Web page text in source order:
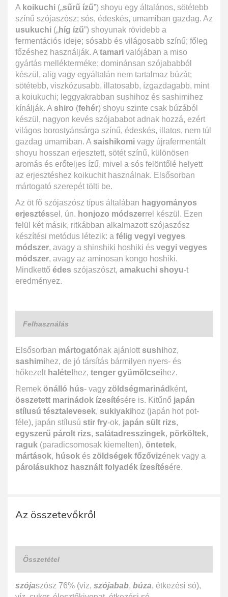
A koikuchi („sűrű ízű”) shoyu egy általános, sötétebb
színű szójaszósz; sós, édeskés, umamiban gazdag. Az
usukuchi („híg ízű”) shoyunak rövidebb a
fermentációs ideje; sósabb és világosabb színű; főleg
főzéshez használják. A tamari valójában a miso
gyártás mellékterméke; dominánsan szójababból
készül, alig vagy egyáltalán nem tartalmaz búzát;
sötétebb, viszkózusabb, illatosabb, ízgazdagabb, mint
a koiukuchi; leggyakrabban sushihoz és sashimihez
kínálják. A shiro (fehér) shoyu szinte csak búzából
készül, nagyon kevés szójababot adnak hozzá, ezért
világos borostyánsárga színű, édeskés, illatos, nem túl
gazdag umamiban. A saishikomi vagy újrafermentált
shoyu hosszan erjesztett, sötét színű, különösen
aromás és erőteljes ízű, mivel a sós felöntőlé helyett
az erjesztéshez koikuchit használnak. Elsősorban
mártogató szerepét tölti be.
Az öt fő szójaszósz típus általában hagyományos
erjesztéssel, ún. honjozo módszerrel készül. Ezen
felül két másik, ritkábban alkalmazott szójaszósz
készítési metódus létezik: a félig vegyi vegyes
módszer, avagy a shinshiki hoshiki és vegyi vegyes
módszer, avagy az aminosan kongo hoshiki.
Mindkettő édes szójaszószt, amakuchi shoyu-t
eredményez.
Felhasználás
Elsősorban mártogatónak ajánlott sushihoz,
sashimihez, de jó társítás bármilyen nyers- és
hőkezelt halétel hez, tenger gyümölcseihez.
Remek önálló hús- vagy zöldségmarinád ként,
összetett marinádok ízesítésére is. Kitűnő japán
stílusú tésztalevesek, sukiyakihoz (japán hot pot-
féle), japán stílusú stir fry-ok, japán sült rizs,
egyszerű párolt rizs, salátadresszingek, pörköltek,
raguk (paradicsomosak kiemelten), öntetek,
mártások, húsok és zöldségek főzővizének vagy a
párolásukhoz használt folyadék ízesítésére.
Az összetevőkről
Összetétel
szójaszósz 76% (víz, szójabab, búza, étkezési só),